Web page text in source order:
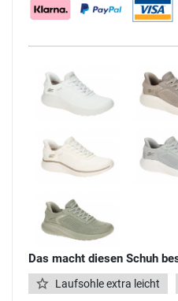
Das macht diesen Schuh
Laufsohle extra leicht